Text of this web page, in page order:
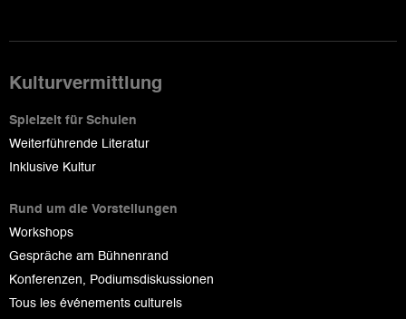
Kulturvermittlung
Spielzeit für Schulen
Weiterführende Literatur
Inklusive Kultur
Rund um die Vorstellungen
Workshops
Gespräche am Bühnenrand
Konferenzen, Podiumsdiskussionen
Tous les événements culturels